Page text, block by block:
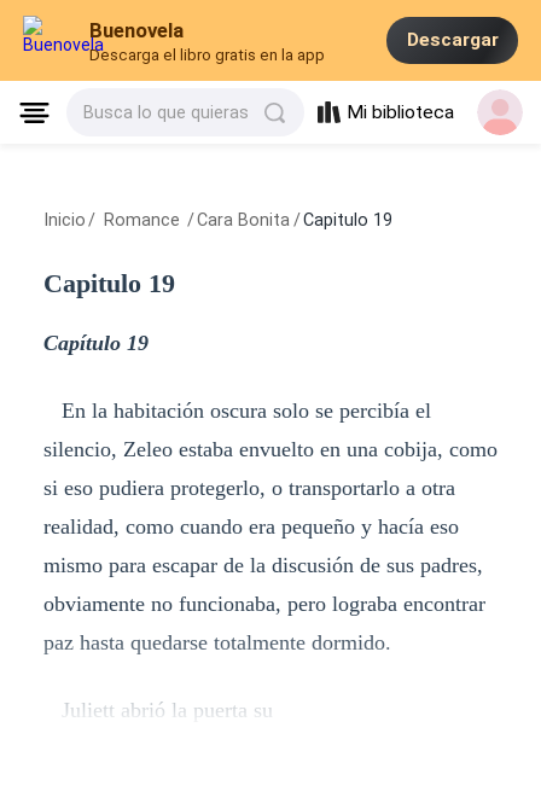
Buenovela
Descarga el libro gratis en la app
Descargar
Busca lo que quieras Mi biblioteca
Inicio / Romance /Cara Bonita /Capitulo 19
Capitulo 19
Capítulo 19
En la habitación oscura solo se percibía el
silencio, Zeleo estaba envuelto en una cobija, como
si eso pudiera protegerlo, o transportarlo a otra
realidad, como cuando era pequeño y hacía eso
mismo para escapar de la discusión de sus padres,
obviamente no funcionaba, pero lograba encontrar
paz hasta quedarse totalmente dormido.
Juliett abrió la puerta su